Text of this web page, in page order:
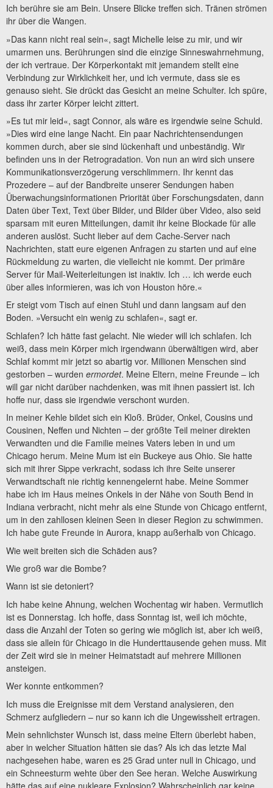
Ich berühre sie am Bein. Unsere Blicke treffen sich. Tränen strömen
ihr über die Wangen.
»Das kann nicht real sein«, sagt Michelle leise zu mir, und wir
umarmen uns. Berührungen sind die einzige Sinneswahrnehmung,
der ich vertraue. Der Körperkontakt mit jemandem stellt eine
Verbindung zur Wirklichkeit her, und ich vermute, dass sie es
genauso sieht. Sie drückt das Gesicht an meine Schulter. Ich spüre,
dass ihr zarter Körper leicht zittert.
»Es tut mir leid«, sagt Connor, als wäre es irgendwie seine Schuld.
»Dies wird eine lange Nacht. Ein paar Nachrichtensendungen
kommen durch, aber sie sind lückenhaft und unbeständig. Wir
befinden uns in der Retrogradation. Von nun an wird sich unsere
Kommunikationsverzögerung verschlimmern. Ihr kennt das
Prozedere – auf der Bandbreite unserer Sendungen haben
Überwachungsinformationen Priorität über Forschungsdaten, dann
Daten über Text, Text über Bilder, und Bilder über Video, also seid
sparsam mit euren Mitteilungen, damit ihr keine Blockade für alle
anderen auslöst. Sucht lieber auf dem Cache-Server nach
Nachrichten, statt eure eigenen Anfragen zu starten und auf eine
Rückmeldung zu warten, die vielleicht nie kommt. Der primäre
Server für Mail-Weiterleitungen ist inaktiv. Ich … ich werde euch
über alles informieren, was ich von Houston höre.«
Er steigt vom Tisch auf einen Stuhl und dann langsam auf den
Boden. »Versucht ein wenig zu schlafen«, sagt er.
Schlafen? Ich hätte fast gelacht. Nie wieder will ich schlafen. Ich
weiß, dass mein Körper mich irgendwann überwältigen wird, aber
Schlaf kommt mir jetzt so abartig vor. Millionen Menschen sind
gestorben – wurden ermordet. Meine Eltern, meine Freunde – ich
will gar nicht darüber nachdenken, was mit ihnen passiert ist. Ich
hoffe nur, dass sie irgendwie verschont wurden.
In meiner Kehle bildet sich ein Kloß. Brüder, Onkel, Cousins und
Cousinen, Neffen und Nichten – der größte Teil meiner direkten
Verwandten und die Familie meines Vaters leben in und um
Chicago herum. Meine Mum ist ein Buckeye aus Ohio. Sie hatte
sich mit ihrer Sippe verkracht, sodass ich ihre Seite unserer
Verwandtschaft nie richtig kennengelernt habe. Meine Sommer
habe ich im Haus meines Onkels in der Nähe von South Bend in
Indiana verbracht, nicht mehr als eine Stunde von Chicago entfernt,
um in den zahllosen kleinen Seen in dieser Region zu schwimmen.
Ich habe gute Freunde in Aurora, knapp außerhalb von Chicago.
Wie weit breiten sich die Schäden aus?
Wie groß war die Bombe?
Wann ist sie detoniert?
Ich habe keine Ahnung, welchen Wochentag wir haben. Vermutlich
ist es Donnerstag. Ich hoffe, dass Sonntag ist, weil ich möchte,
dass die Anzahl der Toten so gering wie möglich ist, aber ich weiß,
dass sie allein für Chicago in die Hunderttausende gehen muss. Mit
der Zeit wird sie in meiner Heimatstadt auf mehrere Millionen
ansteigen.
Wer konnte entkommen?
Ich muss die Ereignisse mit dem Verstand analysieren, den
Schmerz aufgliedern – nur so kann ich die Ungewissheit ertragen.
Mein sehnlichster Wunsch ist, dass meine Eltern überlebt haben,
aber in welcher Situation hätten sie das? Als ich das letzte Mal
nachgesehen habe, waren es 25 Grad unter null in Chicago, und
ein Schneesturm wehte über den See heran. Welche Auswirkung
hätte das auf eine nukleare Explosion? Wahrscheinlich gar keine.